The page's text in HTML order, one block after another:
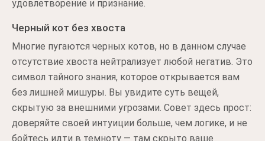
удовлетворение и признание.
Черный кот без хвоста
Многие пугаются черных котов, но в данном случае
отсутствие хвоста нейтрализует любой негатив. Это
символ тайного знания, которое открывается вам
без лишней мишуры. Вы увидите суть вещей,
скрытую за внешними угрозами. Совет здесь прост:
доверяйте своей интуиции больше, чем логике, и не
бойтесь идти в темноту — там скрыто ваше